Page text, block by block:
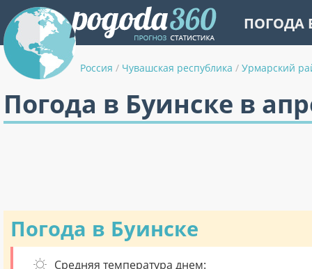
ПОГОДА
Россия / Чувашская республика / Урмарский
Погода в Буинске в
Погода в Буинске
Средняя температура днем: